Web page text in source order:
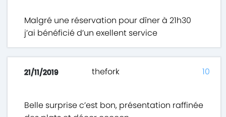
Malgré une réservation pour dîner à 21h30
j’ai bénéficié d’un exellent service
21/11/2019 thefork
Belle surprise c’est bon, présentation raffinée
10